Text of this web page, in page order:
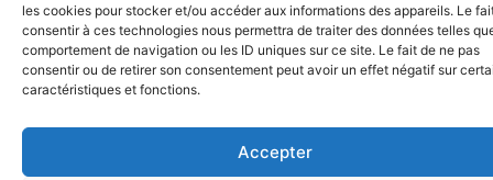
les cookies pour stocker et/ou accéder aux informations des appareils. Le
consentir à ces technologies nous permettra de traiter des données telles
comportement de navigation ou les ID uniques sur ce site. Le fait de ne pas
consentir ou de retirer son consentement peut avoir un effet négatif sur
caractéristiques et fonctions.
Accepter